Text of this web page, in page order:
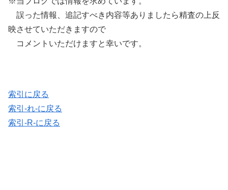
誤った情報、追記すべき内容等ありましたら精査の上反
映させていただきますので
コメントいただけますと幸いです。
索引に戻る
索引-れ-に戻る
索引-R-に戻る